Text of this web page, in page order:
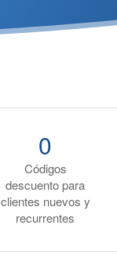
Códigos
descuento para
clientes nuevos y
recurrentes
0